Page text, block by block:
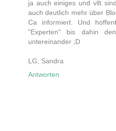
ja auch einiges und vllt
auch deutlich mehr über
Ca informiert. Und
"Experten" bis dahin
untereinander ;D
LG, Sandra
Antworten